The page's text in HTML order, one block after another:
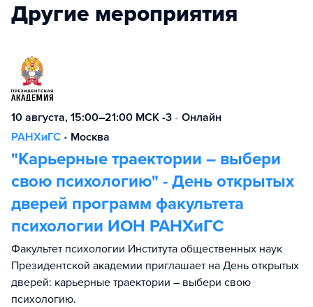
Другие мероприятия
10 августа, 15:00–21:00 МСК -3 • Онлайн
РАНХиГС • Москва
"Карьерные траектории – выбери
свою психологию" - День открытых
дверей программ факультета
психологии ИОН РАНХиГС
Факультет психологии Института общественных наук
Президентской академии приглашает на День открытых
дверей: карьерные траектории – выбери свою
психологию.